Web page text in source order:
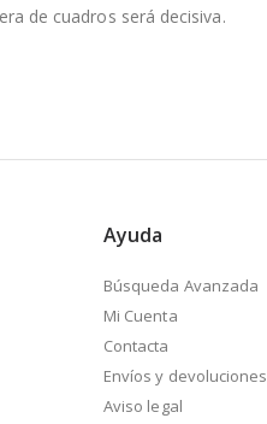
de cuadros será decisiva.
Ayuda
Búsqueda Avanzada
Mi Cuenta
Contacta
Envíos y devoluciones
Aviso legal